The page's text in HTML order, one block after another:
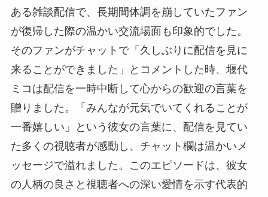
ある雑談配信で、長期間体調を崩していたファン
が復帰した際の温かい交流場面も印象的でした。
そのファンがチャットで「久しぶりに配信を見に
来ることができました」とコメントした時、堰代
ミコは配信を一時中断して心からの歓迎の言葉を
贈りました。「みんなが元気でいてくれることが
一番嬉しい」という彼女の言葉に、配信を見てい
た多くの視聴者が感動し、チャット欄は温かいメ
ッセージで溢れました。このエピソードは、彼女
の人柄の良さと視聴者への深い愛情を示す代表的